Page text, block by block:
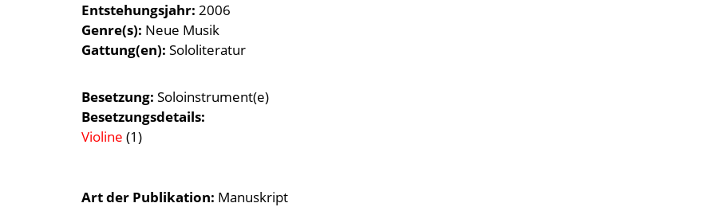
Entstehungsjahr 2006
Genre(s) Neue Musik
Gattung(en) Sololiteratur
Besetzung Soloinstrument(e)
Besetzungsdetails
Violine (1)
Art der Publikation Manuskript